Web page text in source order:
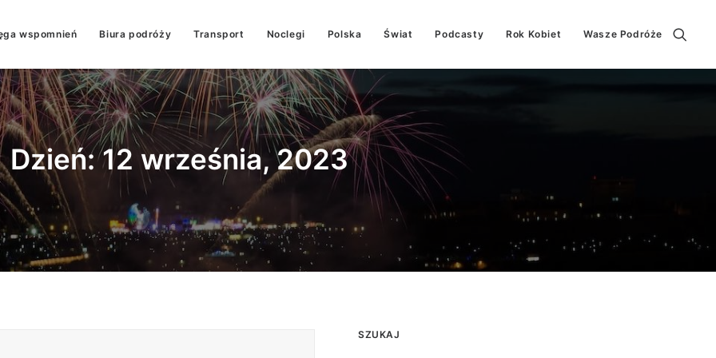
wspomnień Biura podróży Transport Noclegi Polska Świat Podcasty Rok Kobiet Wasze Podróże
Dzień: 12 września, 2023
SZUKAJ